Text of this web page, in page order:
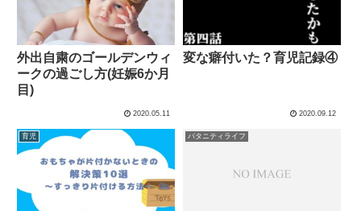
外出自粛のゴールデンウィ
ークの過ごし方(妊娠6か月
目)
2020.05.11
変な癖付いた？育児記録④
2020.09.12
育児 パタニティライフ